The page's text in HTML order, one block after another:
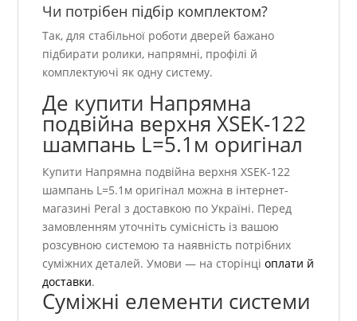
Чи потрібен підбір комплектом?
Так, для стабільної роботи дверей бажано
підбирати ролики, напрямні, профілі й
комплектуючі як одну систему.
Де купити Напрямна
подвійна верхня ХSEK-122
шампань L=5.1м оригінал
Купити Напрямна подвійна верхня ХSEK-122
шампань L=5.1м оригінал можна в інтернет-
магазині Peral з доставкою по Україні. Перед
замовленням уточніть сумісність із вашою
розсувною системою та наявність потрібних
суміжних деталей. Умови — на сторінціоплати й
доставки.
Суміжні елементи системи